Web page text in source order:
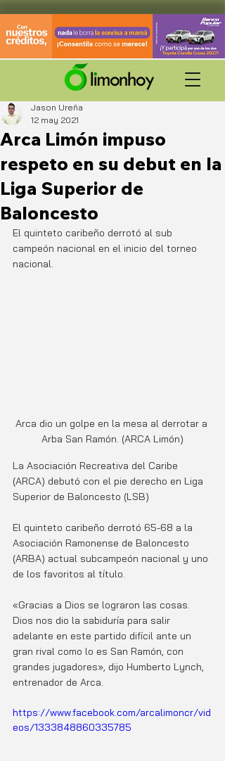
Arca Limón impuso
respeto en su debut en la
Liga Superior de
Baloncesto
Jason Ureña
12 may 2021
El quinteto caribeño derrotó al sub
campeón nacional en el inicio del torneo
nacional.
Arca dio un golpe en la mesa al derrotar a
Arba San Ramón. (ARCA Limón)
La Asociación Recreativa del Caribe
(ARCA) debutó con el pie derecho en Liga
Superior de Baloncesto (LSB)
El quinteto caribeño derrotó 65-68 a la
Asociación Ramonense de Baloncesto
(ARBA) actual subcampeón nacional y uno
de los favoritos al título.
«Gracias a Dios se lograron las cosas.
Dios nos dio la sabiduría para salir
adelante en este partido difícil ante un
gran rival como lo es San Ramón, con
grandes jugadores», dijo Humberto Lynch,
entrenador de Arca.
https://www.facebook.com/arcalimoncr/vid
eos/1333848860335785